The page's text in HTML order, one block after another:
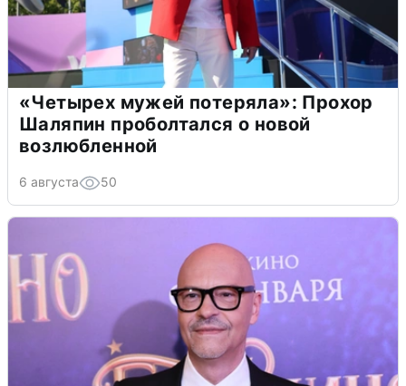
«Четырех мужей потеряла»: Прохор
Шаляпин проболтался о новой
возлюбленной
6 августа 50